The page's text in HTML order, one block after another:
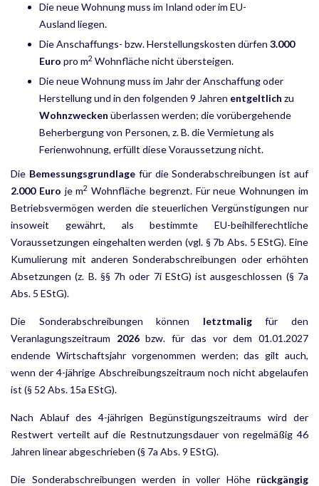
Die neue Wohnung muss im Inland oder im EU-
Ausland liegen.
Die Anschaffungs- bzw. Herstellungskosten dürfen 3.000
Euro pro m2 Wohnfläche nicht übersteigen.
Die neue Wohnung muss im Jahr der Anschaffung oder
Herstellung und in den folgenden 9 Jahren ent­geltlich zu
Wohnzwecken überlassen werden; die vorübergehende
Beherbergung von Personen, z. B. die Vermietung als
Ferienwohnung, erfüllt diese Voraussetzung nicht.
Die Bemessungsgrundlagefür die Sonderabschreibungen ist auf
2.000 Euro je m2 Wohnfläche begrenzt. Für neue Wohnungen im
Betriebsvermögen werden die steuerlichen Vergünstigungen nur
insoweit gewährt, als bestimmte EU-beihilferechtliche
Voraussetzungen eingehalten werden (vgl. § 7b Abs. 5 EStG). Eine
Kumulierung mit anderen Sonderabschreibungen oder erhöhten
Absetzungen (z. B. §§ 7h oder 7i EStG) ist ausgeschlossen (§ 7a
Abs. 5 EStG).
Die Sonderabschreibungen können letztmaligfür den
Veranlagungszeitraum 2026bzw. für das vor dem 01.01.2027
endende Wirtschaftsjahr vorgenommen werden; das gilt auch,
wenn der 4-jährige Abschreibungs­zeitraum noch nicht abgelaufen
ist (§ 52 Abs. 15a EStG).
Nach Ablauf des 4-jährigen Begünstigungszeitraums wird der
Restwert verteilt auf die Restnutzungsdauer von regelmäßig 46
Jahren linear abgeschrieben (§ 7a Abs. 9 EStG).
Die Sonderabschreibungen werden in voller Höhe rückgängig